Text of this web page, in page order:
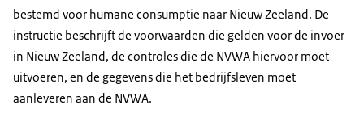
bestemd voor humane consumptie naar Nieuw Zeeland. De
instructie beschrijft de voorwaarden die gelden voor de invoer
in Nieuw Zeeland, de controles die de NVWA hiervoor moet
uitvoeren, en de gegevens die het bedrijfsleven moet
aanleveren aan de NVWA.